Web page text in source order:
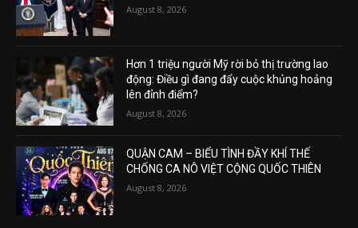
August 8, 2026
Hơn 1 triệu người Mỹ rời bỏ thị trường lao
động: Điều gì đang đẩy cuộc khủng hoảng
lên đỉnh điểm?
August 8, 2026
QUẬN CAM – BIỂU TÌNH ĐẦY KHÍ THẾ
CHỐNG CA NÔ VIỆT CỘNG QUỐC THIÊN
August 8, 2026